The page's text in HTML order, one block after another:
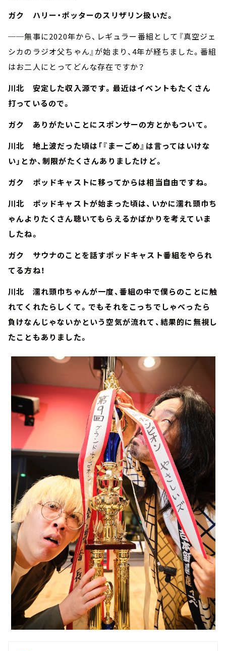
ガク ハリー・ポッターのスリザリン扱いだ。
──無事に2020年から、レギュラー番組として『真空ジェ
シカのラジオ父ちゃん』が始まり、4年が経ちました。番組
はお二人にとってどんな存在ですか？
川北 安定した収入源です。最近はイベントもたくさん
打っているので。
ガク ありがたいことにスポンサーの方とかもついて。
川北 地上波だった頃は「『まーごめ』は言ってはいけな
い」とか、制限がたくさんありましたけど。
ガク ポッドキャストに移ってからは相当自由ですね。
川北 ポッドキャストが始まった頃は、いかに濡れ頭巾ち
ゃんよりたくさん聴いてもらえるかばかりを考えていま
したね。
ガク サウナのことを話すポッドキャスト番組をやられ
てる方ね！
川北 濡れ頭巾ちゃんが一度、番組の中で僕らのことに触
れてくれたらしくて。でもそれをこっちでしゃべったら
負けなんじゃないかという空気が流れて、結果的に無視し
たこともありました。